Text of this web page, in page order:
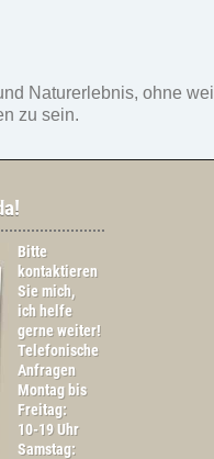
Naturerlebnis, ohne
zu sein.
Bitte
kontaktieren
Sie mich,
ich helfe
gerne weiter!
Telefonische
Anfragen
Montag bis
Freitag:
10-19 Uhr
Samstag: